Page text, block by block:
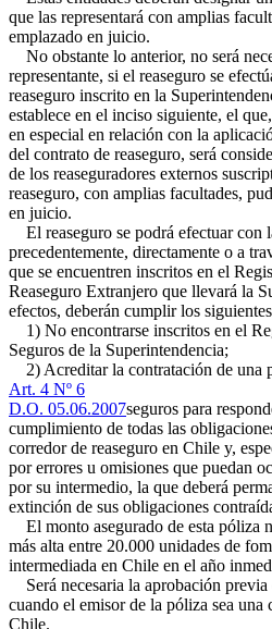
que las representará con amplias
emplazado en juicio.
No obstante lo anterior, no será
representante, si el reaseguro se
reaseguro inscrito en la
establece en el inciso siguiente, el
en especial en relación con la
del contrato de reaseguro, será
de los reaseguradores externos
reaseguro, con amplias facultades,
en juicio.
El reaseguro se podrá efectuar con
precedentemente, directamente o a
que se encuentren inscritos en el
Reaseguro Extranjero que llevará la
efectos, deberán cumplir los
1) No encontrarse inscritos en el
Seguros de la Superintendencia;
2) Acreditar la contratación de una
Art. 4 Nº 6
D.O. 05.06.2007seguros para
cumplimiento de todas las
corredor de reaseguro en Chile y,
por errores u omisiones que puedan
por su intermedio, la que deberá
extinción de sus obligaciones
El monto asegurado de esta póliza
más alta entre 20.000 unidades de
intermediada en Chile en el año
Será necesaria la aprobación previa
cuando el emisor de la póliza sea una
Chile.